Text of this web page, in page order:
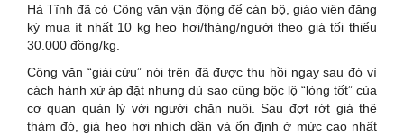
Hà Tĩnh đã có Công văn vận động để cán bộ, giáo viên đăng
ký mua ít nhất 10 kg heo hơi/tháng/người theo giá tối thiểu
30.000 đồng/kg.
Công văn “giải cứu” nói trên đã được thu hồi ngay sau đó vì
cách hành xử áp đặt nhưng dù sao cũng bộc lộ “lòng tốt” của
cơ quan quản lý với người chăn nuôi. Sau đợt rớt giá thê
thảm đó, giá heo hơi nhích dần và ổn định ở mức cao nhất